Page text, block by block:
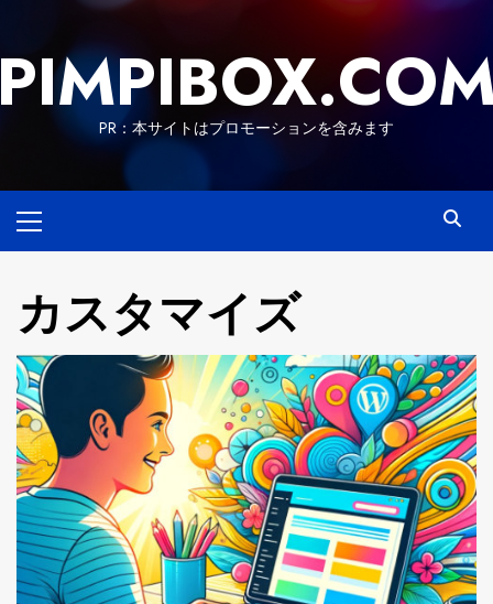
content
PR：本サイトはプロモーションを含みます
Menu
カスタマイズ